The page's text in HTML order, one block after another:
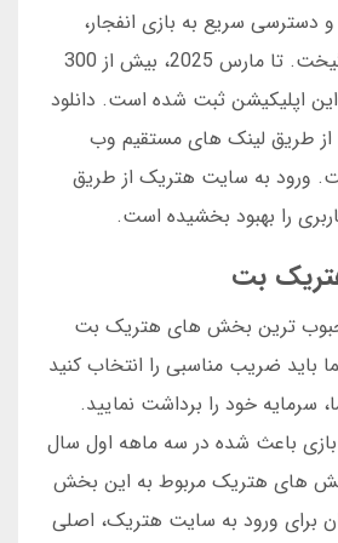
دسترسی سریع به بازی انفجار،
استقبال زیادی را برانگیخت. تا مارس 2025، بیش از 300
اپلیکیشن ثبت شده است. دانلود
طریق لینک های مستقیم وب
ورود به سایت هتریک از طریق
را بهبود بخشیده است.
بت
محبوب ترین بخش های هتریک بت
باید ضریب مناسبی را انتخاب کنید
سرمایه خود را برداشت نمایید.
باعث شده در سه ماهه اول سال
تراکنش های هتریک مربوط به این بخش
برای ورود به سایت هتریک، اصلی